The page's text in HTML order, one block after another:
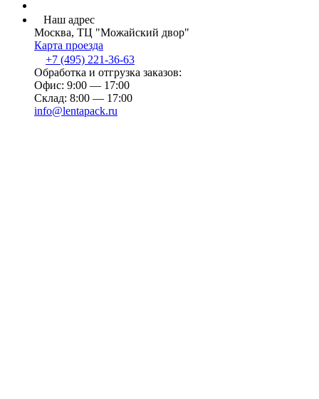
Наш адрес
Москва, ТЦ "Можайский двор"
Карта проезда
+7 (495) 221-36-63
Обработка и отгрузка заказов:
Офис: 9:00 — 17:00
Склад: 8:00 — 17:00
info@lentapack.ru